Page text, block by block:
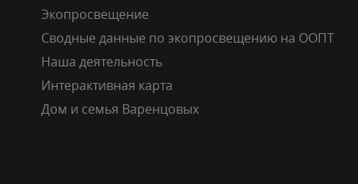
Экопросвещение
Сводные данные по экопросвещению на ООПТ
Наша деятельность
Интерактивная карта
Дом и семья Варенцовых